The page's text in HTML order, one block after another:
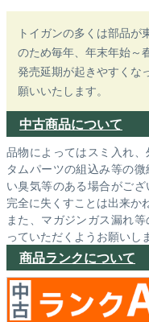
トイガンの多くは部品
のため毎年、年末年始～
発売延期が起きやすくな
願いいたします。
中古商品について
品物によってはスミ入れ
タムパーツの組込み等の
い臭気等のある場合がご
完全に失くすことは出来か
また、マガジンガス漏れ
っていただくようお願いし
商品ランクについて